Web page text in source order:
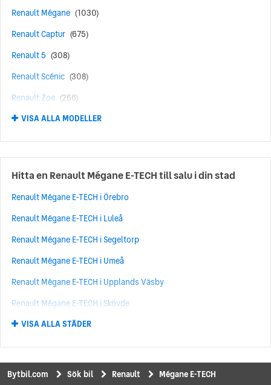
Renault Mégane (1030)
Renault Captur (675)
Renault 5 (308)
Renault Scénic (308)
Renault Zoe (266)
Renault Kadjar (211)
Renault 4 (195)
Renault Trafic (143)
Renault Grand Scénic (130)
Renault Talisman (86)
Renault Kangoo (76)
Renault Espace (67)
Renault Laguna (64)
Renault Rafale (63)
Renault Mégane E-TECH (56)
Renault Koleos (45)
Renault 5 E-Tech (31)
VISA ALLA MODELLER
Hitta en Renault Mégane E-TECH till salu i din stad
Renault Mégane E-TECH i Örebro
Renault Mégane E-TECH i Luleå
Renault Mégane E-TECH i Segeltorp
Renault Mégane E-TECH i Umeå
Renault Mégane E-TECH i Upplands Väsby
Renault Mégane E-TECH i Skövde
Renault Mégane E-TECH i Kungälv
Renault Mégane E-TECH i Norrköping
Renault Mégane E-TECH i Kungsbacka
VISA ALLA STÄDER
Bytbil.com Sök bil Renault Mégane E-TECH